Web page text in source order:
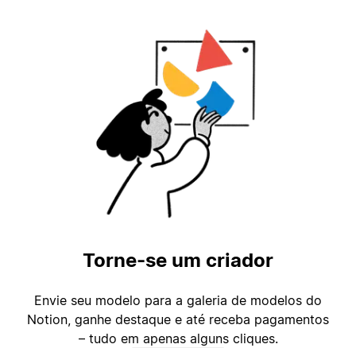
Torne-se um criador
Envie seu modelo para a galeria de modelos do
Notion, ganhe destaque e até receba pagamentos
– tudo em apenas alguns cliques.